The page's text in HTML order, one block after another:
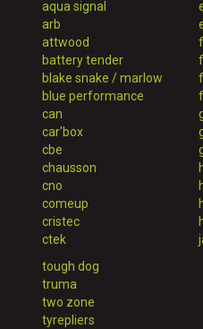
aqua signal
arb
attwood
battery tender
blake snake / marlow
blue performance
can
car'box
cbe
chausson
cno
comeup
cristec
ctek
tough dog
truma
two zone
tyrepliers